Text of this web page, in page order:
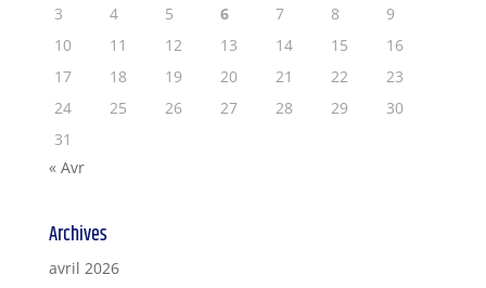
3
4 5 6 7 8
9
10
11 12 13 14 15
16
17
18 19 20 21 22
23
24
25 26 27 28 29
30
31
« Avr
Archives
avril 2026